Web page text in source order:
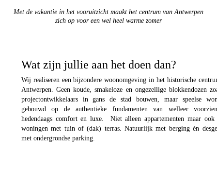
Met de vakantie in het vooruitzicht maakt het centrum van Antwerpen
zich op voor een wel heel warme zomer
Wat zijn jullie aan het doen dan?
Wij realiseren een bijzondere woonomgeving in het historische
Antwerpen. Geen koude, smakeloze en ongezellige blokkendozen
projectontwikkelaars in gans de stad bouwen, maar speelse
gebouwd op de authentieke fundamenten van welleer
hedendaags comfort en luxe. Niet alleen appartementen maar ook
woningen met tuin of (dak) terras. Natuurlijk met berging én
met ondergrondse parking.